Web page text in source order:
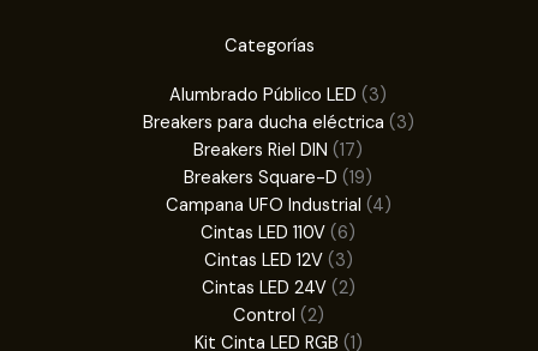
Categorías
Alumbrado Público LED 33
productos
Breakers para ducha eléctrica 33
Breakers Riel DIN 1717
productos
Breakers Square-D 1919
productos
Campana UFO Industrial 44
Cintas LED 110V 66
productos
Cintas LED 12V 33
productos
Cintas LED 24V 22
Control 22
productos
Kit Cinta LED RGB 11